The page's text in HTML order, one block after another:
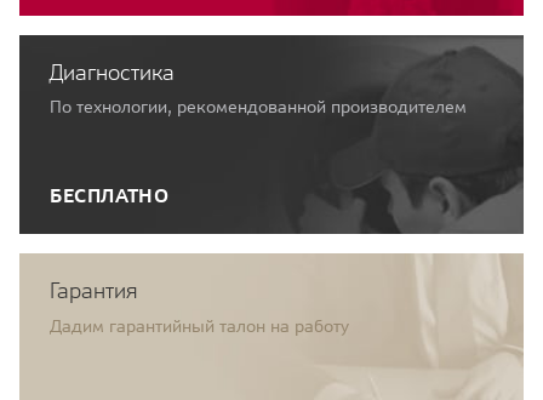
Диагностика
По технологии, рекомендованной производителем
БЕСПЛАТНО
Гарантия
Дадим гарантийный талон на работу